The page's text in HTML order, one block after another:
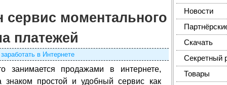
сервис моментального
платежей
в Интернете
занимается продажами в интернете,
знаком простой и удобный сервис как
Новости
Скачать
Секретный
Товары